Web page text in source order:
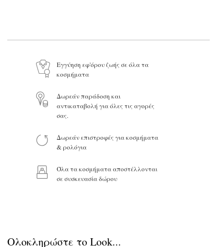
Το μήνυμά σας
Εγγύηση εφ'όρου ζωής σε όλα τα
κοσμήματα
Δωρεάν παράδοση και
αντικαταβολή για όλες τις αγορές
σας.
Δωρεάν επιστροφές για κοσμήματα
& ρολόγια
Όλα τα κοσμήματα αποστέλλονται
σε συσκευασία δώρου
Ολοκληρώστε το Look...